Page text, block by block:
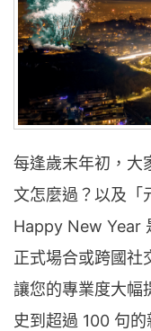
每逢歲末年初，大
文怎麼過？以及「
Happy New Year
正式場合或跨國社
讓您的專業度大幅
史到超過 100 句